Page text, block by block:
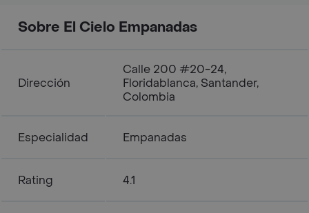
Sobre El Cielo Empanadas
Dirección
Calle 200 #20-24,
Floridablanca, Santander,
Colombia
Especialidad Empanadas
Rating 4.1